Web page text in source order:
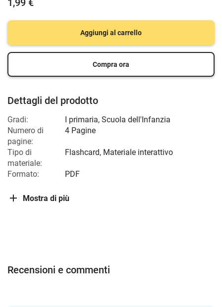
1,99 €
Aggiungi al carrello
Compra ora
Dettagli del prodotto
Gradi: I primaria, Scuola dell'Infanzia
Numero di
pagine:
4 Pagine
Tipo di
materiale:
Flashcard, Materiale interattivo
Formato: PDF
Mostra di più
Recensioni e commenti